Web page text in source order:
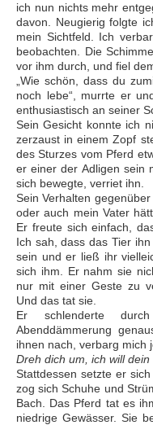
ich nun nichts mehr
davon. Neugierig folgte
mein Sichtfeld. Ich
beobachten. Die
vor ihm durch, und fiel
„Wie schön, dass du
noch lebe“, murrte er
enthusiastisch an seiner
Sein Gesicht konnte ich
zerzaust in einem Zopf
des Sturzes vom Pferd
er einer der Adligen sein
sich bewegte, verriet ihn.
Sein Verhalten
oder auch mein Vater
Er freute sich einfach,
Ich sah, dass das Tier
sein und er ließ ihr
sich ihm. Er nahm sie
nur mit einer Geste zu
Und das tat sie.
Er schlenderte
Abenddämmerung
ihnen nach, verbarg mich
Dreh dich um, ich will dein
Stattdessen setzte er
zog sich Schuhe und
Bach. Das Pferd tat es
niedrige Gewässer. Sie